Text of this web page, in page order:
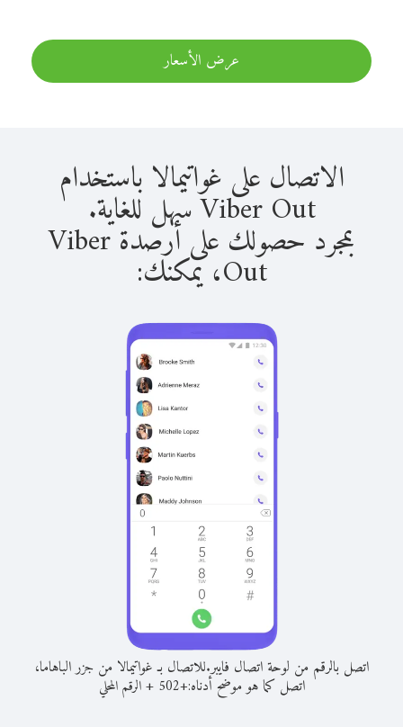
عرض الأسعار
الاتصال على غواتيمالا باستخدام
Viber Out سهل للغاية.
بمجرد حصولك على أرصدة Viber
Out، يمكنك:
اتصل بالرقم من لوحة اتصال فايبر.للاتصال بـ غواتيمالا من جزر الباهاما،
اتصل كما هو موضح أدناه:+
502
+الرقم المحلي